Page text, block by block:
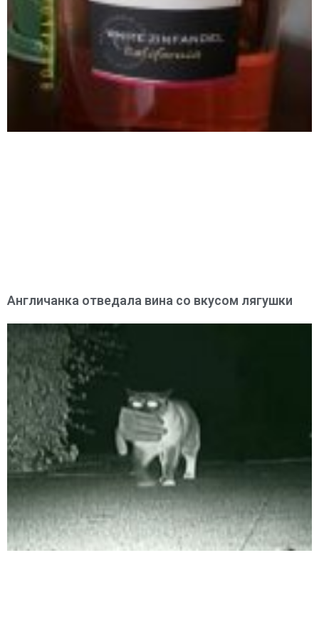
Англичанка отведала вина со вкусом лягушки